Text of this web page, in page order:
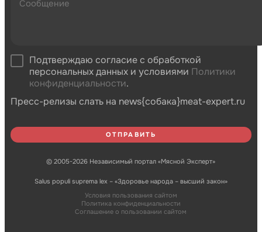
Подтверждаю согласие с обработкой
персональных данных и условиями Политики
конфиденциальности.
Пресс-релизы слать на news{собака}meat-expert.ru
© 2005-2026 Независимый портал «Мясной Эксперт»
Salus populi suprema lex – «Здоровье народа – высший закон»
Условия пользования сайтом
Политика конфиденциальности
Соглашение о пользовании сайтом